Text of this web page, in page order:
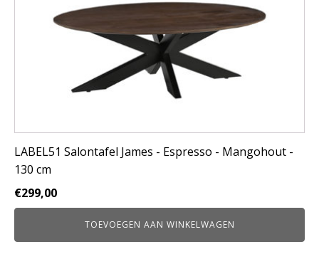
LABEL51 Salontafel James - Espresso - Mangohout -
130 cm
€299,00
TOEVOEGEN AAN WINKELWAGEN